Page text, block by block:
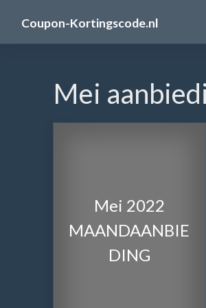
Coupon-Kortingscode.nl
Mei
Mei 2022
MAANDAANBIE
DING